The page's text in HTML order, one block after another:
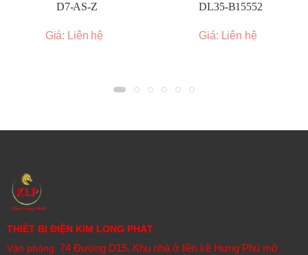
D7-AS-Z
Giá: Liên hệ
DL35-B15552
Giá: Liên hệ
THIẾT BỊ ĐIỆN KIM LONG PHÁT
Văn phòng: 74 Đường D15, Khu nhà ở liền kề Hưng Phú mở